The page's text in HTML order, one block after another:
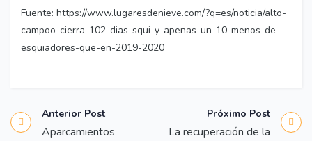
Fuente: https://www.lugaresdenieve.com/?q=es/noticia/alto-
campoo-cierra-102-dias-squi-y-apenas-un-10-menos-de-
esquiadores-que-en-2019-2020
Anterior Post
Aparcamientos
Próximo Post
La recuperación de la